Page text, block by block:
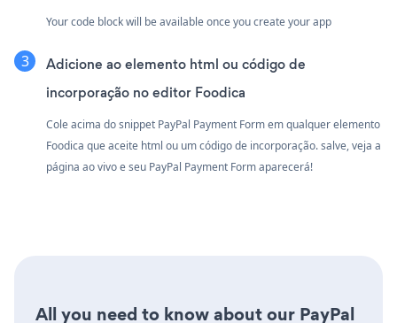
Your code block will be available once you create your app
Adicione ao elemento html ou código de
incorporação no editor Foodica
Cole acima do snippet PayPal Payment Form em qualquer elemento
Foodica que aceite html ou um código de incorporação. salve, veja a
página ao vivo e seu PayPal Payment Form aparecerá!
All you need to know about our PayPal